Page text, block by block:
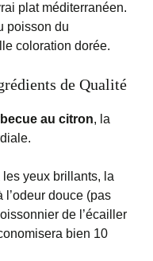
plat méditerranéen.
poisson du
coloration dorée.
de Qualité
au citron, la
yeux brillants, la
l’odeur douce (pas
de l’écailler
bien 10